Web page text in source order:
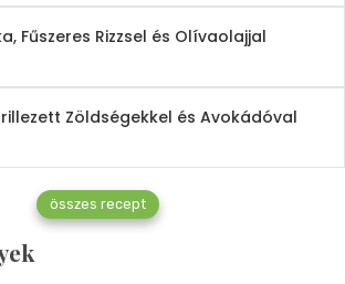
Fűszeres Rizzsel és Olívaolajjal
Zöldségekkel és Avokádóval
összes recept